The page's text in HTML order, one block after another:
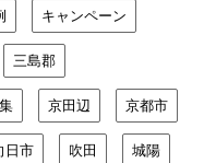
キャンペーン
三島郡
京田辺 京都市
日市 吹田 城陽